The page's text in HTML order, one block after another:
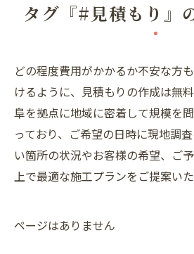
タグ『#見積もり』
どの程度費用がかかるか不安な方
けるように、見積もりの作成は無
阜を拠点に地域に密着して規模を
っており、ご希望の日時に現地調
い箇所の状況やお客様の希望、ご
上で最適な施工プランをご提案いた
ページはありません